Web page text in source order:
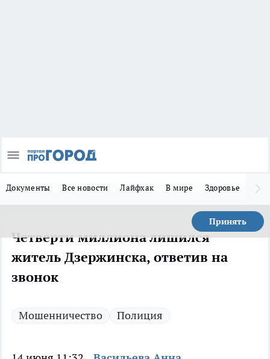
Документы Все новости Лайфхак В мире Здоровье
Принять
Четверти миллиона лишился
житель Дзержинска, ответив на
звонок
Мошенничество Полиция